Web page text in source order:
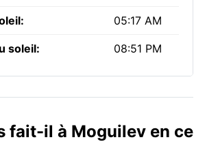
05:17 AM
soleil: 08:51 PM
fait-il à Moguilev en ce